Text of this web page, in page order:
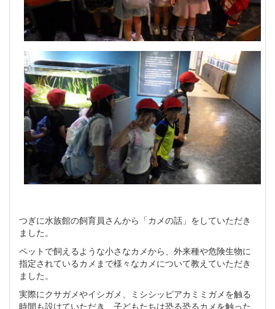
つぎに水族館の飼育員さんから「カメの話」をしていただき
ました。
ペットで飼えるような小さなカメから、外来種や危険生物に
指定されているカメまで様々なカメについて教えていただき
ました。
実際にクサガメやイシガメ、ミシシッピアカミミガメを触る
時間も設けていただき、子どもたちは恐る恐るカメを触った